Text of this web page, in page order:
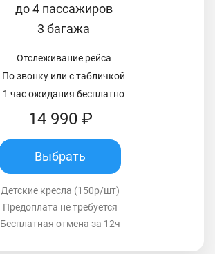
до 4 пассажиров
3 багажа
Отслеживание рейса
По звонку или с табличкой
1 час ожидания бесплатно
14 990 ₽
Выбрать
Детские кресла (150р/шт)
Предоплата не требуется
Бесплатная отмена за 12ч